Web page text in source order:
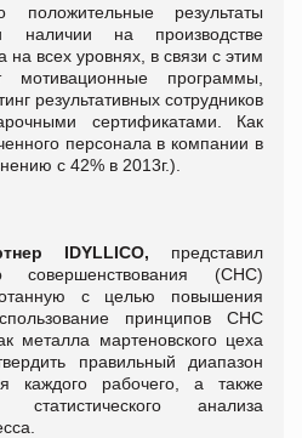
положительные результаты
наличии на производстве
на всех уровнях, в связи с этим
программы,
результативных сотрудников
сертификатами. Как
персонала в компании в
с 42% в 2013г.).
IDYLLICO, представил
совершенствования (СНС)
с целью повышения
принципов СНС
металла мартеновского цеха
правильный диапазон
каждого рабочего, а также
анализа